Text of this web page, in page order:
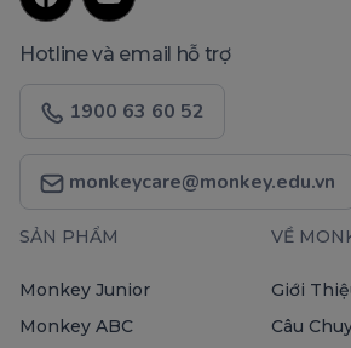
Hotline và email hỗ trợ
1900 63 60 52
monkeycare@monkey.edu.vn
SẢN PHẨM
Monkey Junior
Monkey ABC
VỀ
Giới
Câu